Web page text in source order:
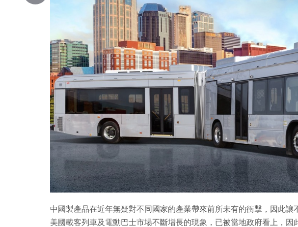
中國製產品在近年無疑對不同國家的產業帶來前所未有的衝擊，因此讓
美國載客列車及電動巴士市場不斷增長的現象，已被當地政府看上，因